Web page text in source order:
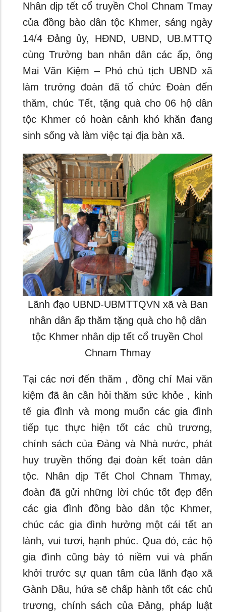
Nhân dịp tết cổ truyền Chol Chnam Tmay
của đồng bào dân tộc Khmer, sáng ngày
14/4 Đảng ủy, HĐND, UBND, UB.MTTQ
cùng Trưởng ban nhân dân các ấp, ông
Mai Văn Kiệm – Phó chủ tịch UBND xã
làm trưởng đoàn đã tổ chức Đoàn đến
thăm, chúc Tết, tặng quà cho 06 hộ dân
tộc Khmer có hoàn cảnh khó khăn đang
sinh sống và làm việc tại địa bàn xã.
Lãnh đạo UBND-UBMTTQVN xã và Ban
nhân dân ấp thăm tặng quà cho hộ dân
tộc Khmer nhân dịp tết cổ truyền Chol
Chnam Thmay
Tại các nơi đến thăm , đồng chí Mai văn
kiệm đã ân cần hỏi thăm sức khỏe , kinh
tế gia đình và mong muốn các gia đình
tiếp tục thực hiện tốt các chủ trương,
chính sách của Đảng và Nhà nước, phát
huy truyền thống đại đoàn kết toàn dân
tộc. Nhân dịp Tết Chol Chnam Thmay,
đoàn đã gửi những lời chúc tốt đẹp đến
các gia đình đồng bào dân tộc Khmer,
chúc các gia đình hưởng một cái tết an
lành, vui tươi, hạnh phúc. Qua đó, các hộ
gia đình cũng bày tỏ niềm vui và phấn
khởi trước sự quan tâm của lãnh đạo xã
Gành Dầu, hứa sẽ chấp hành tốt các chủ
trương, chính sách của Đảng, pháp luật